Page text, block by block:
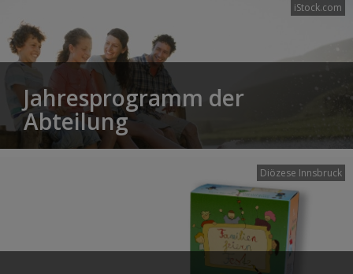
iStock.com
Jahresprogramm der
Abteilung
Diözese Innsbruck